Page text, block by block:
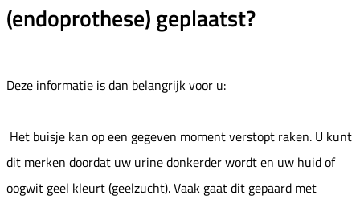
(endoprothese) geplaatst?
Deze informatie is dan belangrijk voor u:
Het buisje kan op een gegeven moment verstopt raken. U kunt
dit merken doordat uw urine donkerder wordt en uw huid of
oogwit geel kleurt (geelzucht). Vaak gaat dit gepaard met